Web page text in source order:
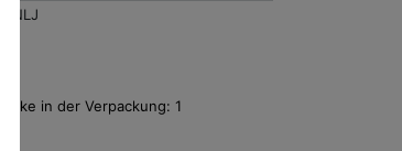
in der Verpackung: 1